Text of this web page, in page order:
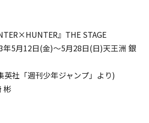
』THE STAGE
年5月12日(金)～5月28日(日)天王洲 銀
英社「週刊少年ジャンプ」より)
彬